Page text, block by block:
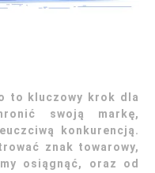
to kluczowy krok dla
swoją markę,
konkurencją.
znak towarowy,
osiągnąć, oraz od